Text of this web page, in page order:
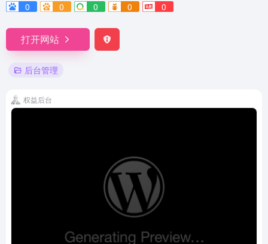
0
0 0 0 0
打开网站
后台管理
权益后台